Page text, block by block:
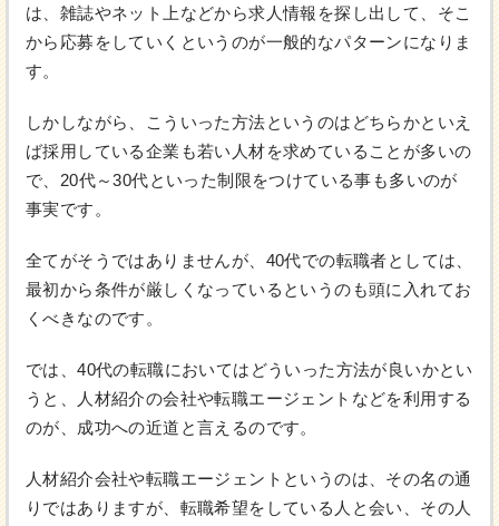
は、雑誌やネット上などから求人情報を探し出して、そこ
から応募をしていくというのが一般的なパターンになりま
す。
しかしながら、こういった方法というのはどちらかといえ
ば採用している企業も若い人材を求めていることが多いの
で、20代～30代といった制限をつけている事も多いのが
事実です。
全てがそうではありませんが、40代での転職者としては、
最初から条件が厳しくなっているというのも頭に入れてお
くべきなのです。
では、40代の転職においてはどういった方法が良いかとい
うと、人材紹介の会社や転職エージェントなどを利用する
のが、成功への近道と言えるのです。
人材紹介会社や転職エージェントというのは、その名の通
りではありますが、転職希望をしている人と会い、その人